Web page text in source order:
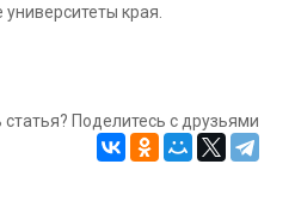
края.
статья? Поделитесь с друзьями